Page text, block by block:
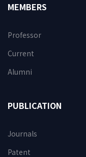
MEMBERS
Professor
Current
Alumni
PUBLICATION
Journals
Patent